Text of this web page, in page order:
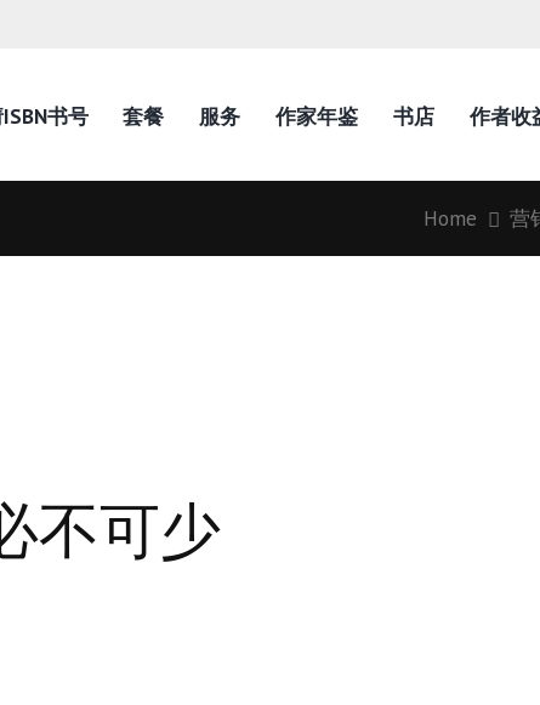
书号 套餐 服务 作家年鉴 书店 作者收
Home 营
不可少